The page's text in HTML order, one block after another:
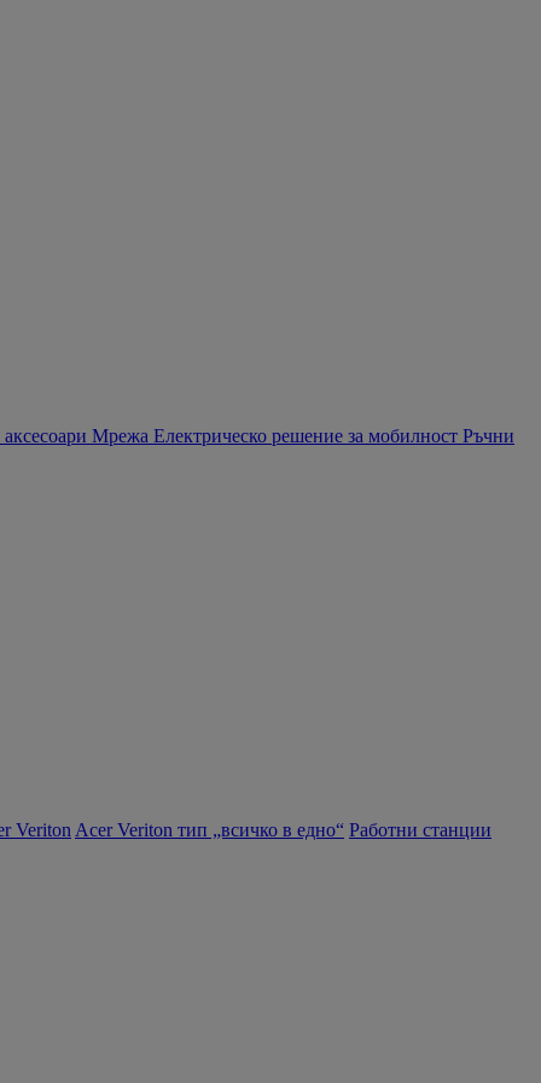
Мрежа Електрическо решение за мобилност Ръчни
Veriton Acer Veriton тип „всичко в едно“ Работни станции